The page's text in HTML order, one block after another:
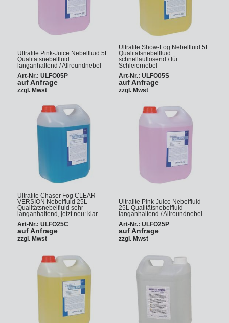
Ultralite Pink-Juice Nebelfluid 5L
Qualitätsnebelfluid
langanhaltend / Allroundnebel
Art-Nr.: ULFO05P
auf Anfrage
zzgl. Mwst
Ultralite Show-Fog Nebelfluid 5L
Qualitätsnebelfluid
schnellauflösend / für
Schleiernebel
Art-Nr.: ULFO05S
auf Anfrage
zzgl. Mwst
Ultralite Chaser Fog CLEAR
VERSION Nebelfluid 25L
Qualitätsnebelfluid sehr
langanhaltend, jetzt neu: klar
Art-Nr.: ULFO25C
auf Anfrage
zzgl. Mwst
Ultralite Pink-Juice Nebelfluid
25L Qualitätsnebelfluid
langanhaltend / Allroundnebel
Art-Nr.: ULFO25P
auf Anfrage
zzgl. Mwst